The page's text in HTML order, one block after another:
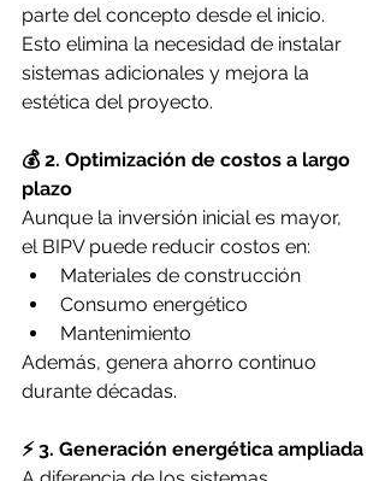
parte del concepto desde el inicio.
Esto elimina la necesidad de instalar
sistemas adicionales y mejora la
estética del proyecto.
💰 2. Optimización de costos a largo
plazo
Aunque la inversión inicial es mayor,
el BIPV puede reducir costos en:
Materiales de construcción
Consumo energético
Mantenimiento
Además, genera ahorro continuo
durante décadas.
⚡ 3. Generación energética ampliada